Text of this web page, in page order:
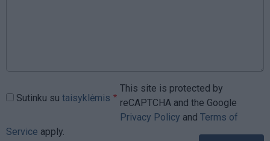
Sutinku su taisyklėmis
This site is protected by
reCAPTCHA and the Google
Privacy Policy and Terms of
Service apply.